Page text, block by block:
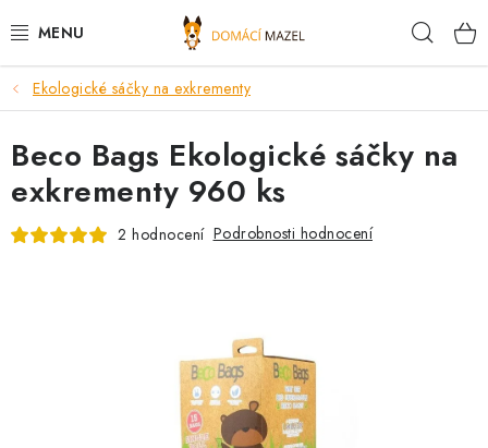
na
DOPORUČUJEME
VÝPRODEJ SKLADU
PSI
Ekologické sáčky na exkrementy
Beco Bags Ekologické sáčky na
exkrementy 960 ks
2 hodnocení Podrobnosti hodnocení